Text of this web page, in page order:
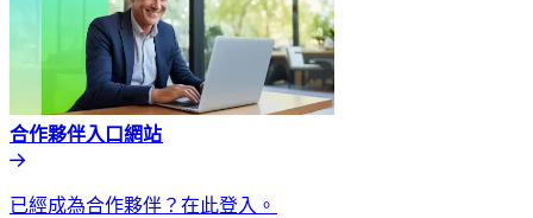
合作夥伴入口網站​​
已經成為合作夥伴？在此登入。​​